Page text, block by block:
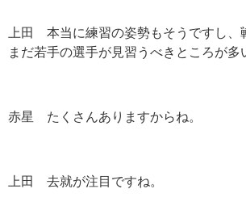
上田 本当に練習の姿勢もそうですし、
まだ若手の選手が見習うべきところが多
赤星 たくさんありますからね。
上田 去就が注目ですね。